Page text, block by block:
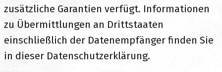
zusätzliche Garantien verfügt. Informationen
zu Übermittlungen an Drittstaaten
einschließlich der Datenempfänger finden Sie
in dieser Datenschutzerklärung.